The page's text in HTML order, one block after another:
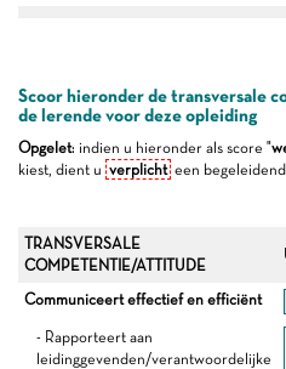
Scoor hieronder de transversale
de lerende voor deze opleiding
Opgelet: indien u hieronder als score "
kiest, dient u verplicht een
TRANSVERSALE
COMPETENTIE/ATTITUDE
Communiceert effectief en efficiënt
- Rapporteert aan
leidinggevenden/verantwoordelijke